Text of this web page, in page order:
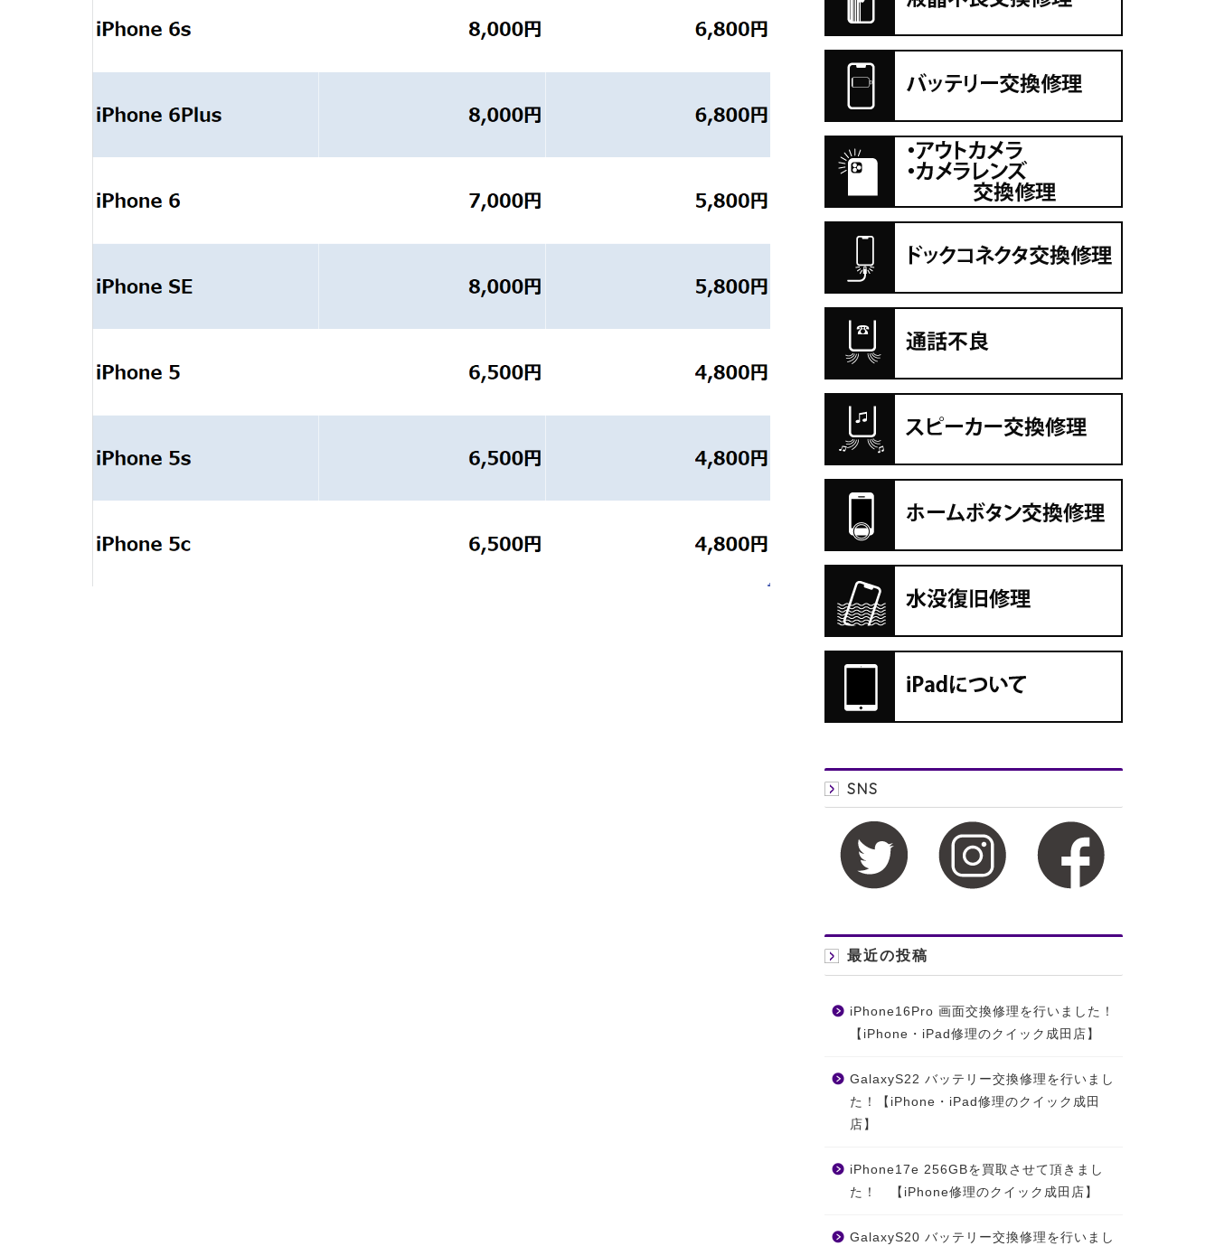
SNS
最近の投稿
iPhone16Pro 画面交換修理を行いました！
【iPhone・iPad修理のクイック成田店】
GalaxyS22 バッテリー交換修理を行いまし
た！【iPhone・iPad修理のクイック成田
店】
iPhone17e 256GBを買取させて頂きまし
た！ 【iPhone修理のクイック成田店】
GalaxyS20 バッテリー交換修理を行いまし